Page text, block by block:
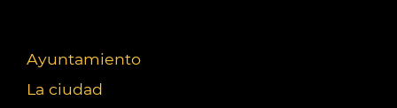
Ayuntamiento
La ciudad